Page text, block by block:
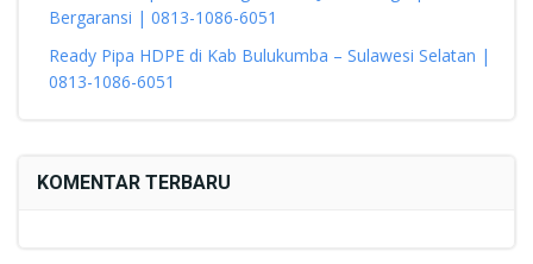
Bergaransi | 0813-1086-6051
Ready Pipa HDPE di Kab Bulukumba – Sulawesi Selatan |
0813-1086-6051
KOMENTAR TERBARU